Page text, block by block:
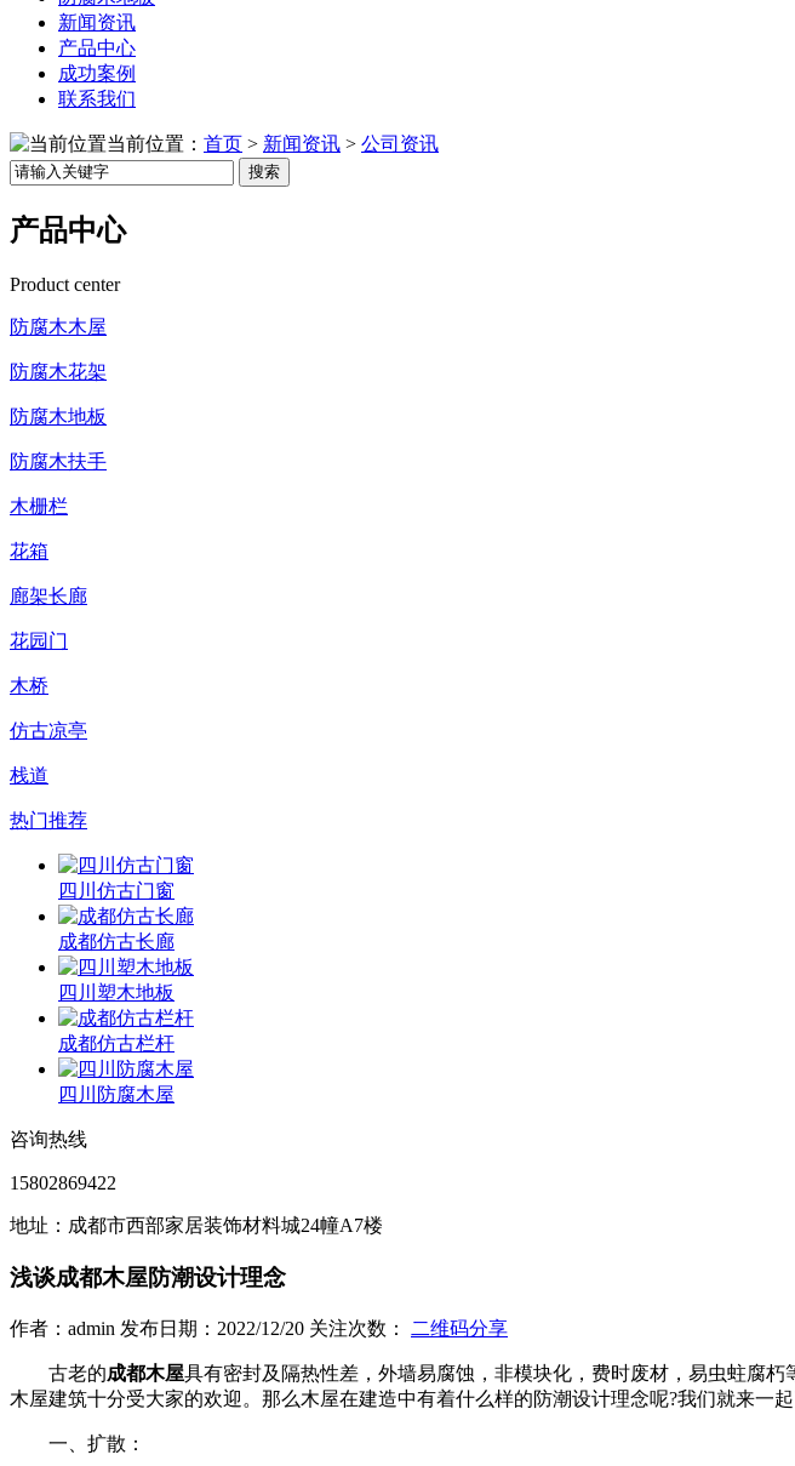
新闻资讯
产品中心
成功案例
联系我们
当前位置： 首页 > 新闻资讯 > 公司资讯
搜索
产品中心
Product center
防腐木木屋
防腐木花架
防腐木地板
防腐木扶手
木栅栏
花箱
廊架长廊
花园门
木桥
仿古凉亭
栈道
热门推荐
四川仿古门窗
成都仿古长廊
四川塑木地板
成都仿古栏杆
四川防腐木屋
咨询热线
15802869422
地址：成都市西部家居装饰材料城24幢A7楼
浅谈成都木屋防潮设计理念
作者：admin 发布日期：2022/12/20 关注次数： 二维码分享
古老的成都木屋具有密封及隔热性差，外墙易腐蚀，非模块化，费时废材，易虫蛀腐
木屋建筑十分受大家的欢迎。那么木屋在建造中有着什么样的防潮设计理念呢?我们就来一
一、扩散：